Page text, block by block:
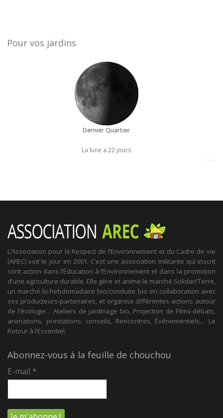
Pour vos jardins
Dernier Quartier
La lune a 22 jours
L’Association pour le Respect de l’Environnement et du Cadre de vie
(AREC) voit le jour en 2001. C’est une association militante qui inscrit
sont action dans l’Éducation à l’Environnement et dans la promotion
d’une agriculture durable. Elle gère et anime le marché Solidari’Terre,
un marché bi-hebdomadaire bio/conduite bio en collaboration avec
ses producteurs-partenaires, et organise différentes actions autour
de l’écologie… Ateliers de jardinage bio, Projection de Films-débats,
animations, prestations, conseils, Rencontres, Événementiels… Le
Retour à l’Essentiel.
Abonnez-vous à la feuille de chouchou
E-mail *